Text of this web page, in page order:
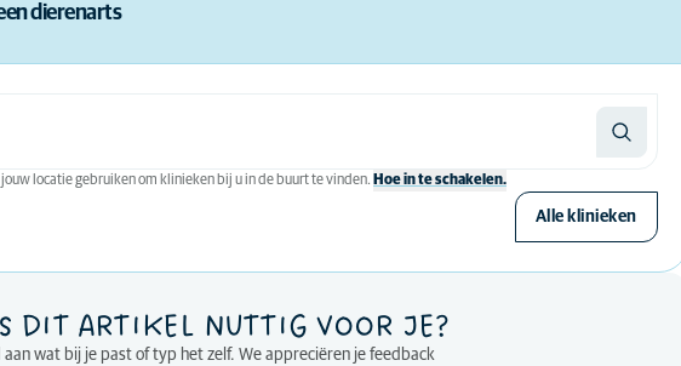
dierenarts
locatie gebruiken om klinieken bij u in de buurt te vinden. Hoe in te schakelen.
Alle klinieken
DIT ARTIKEL NUTTIG VOOR JE?
aan wat bij je past of typ het zelf. We appreciëren je feedback